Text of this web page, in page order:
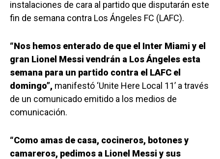
instalaciones de cara al partido que disputarán este
fin de semana contra Los Ángeles FC (LAFC).
“Nos hemos enterado de que el Inter Miami y el
gran Lionel Messi vendrán a Los Ángeles esta
semana para un partido contra el LAFC el
domingo”, manifestó ‘Unite Here Local 11’ a través
de un comunicado emitido a los medios de
comunicación.
“Como amas de casa, cocineros, botones y
camareros, pedimos a Lionel Messi y sus